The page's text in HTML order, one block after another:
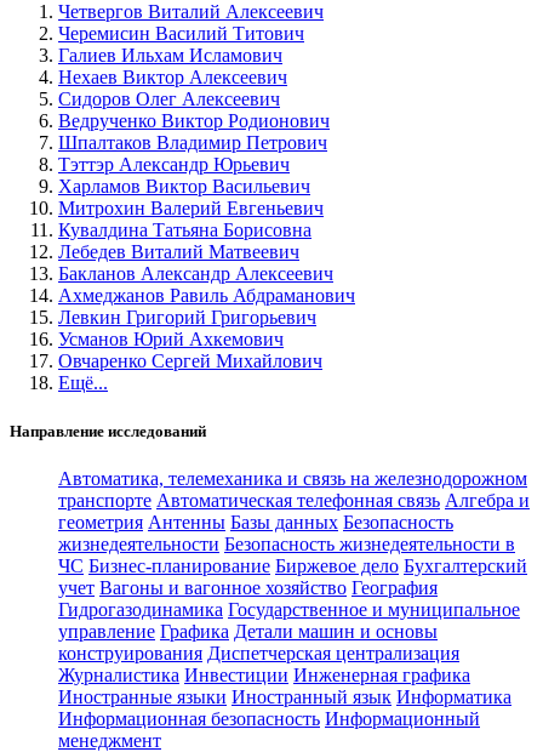
Четвергов Виталий Алексеевич
Черемисин Василий Титович
Галиев Ильхам Исламович
Нехаев Виктор Алексеевич
Сидоров Олег Алексеевич
Ведрученко Виктор Родионович
Шпалтаков Владимир Петрович
Тэттэр Александр Юрьевич
Харламов Виктор Васильевич
Митрохин Валерий Евгеньевич
Кувалдина Татьяна Борисовна
Лебедев Виталий Матвеевич
Бакланов Александр Алексеевич
Ахмеджанов Равиль Абдраманович
Левкин Григорий Григорьевич
Усманов Юрий Ахкемович
Овчаренко Сергей Михайлович
Ещё...
Направление исследований
Автоматика, телемеханика и связь на железнодорожном
транспорте Автоматическая телефонная связь Алгебра и
геометрия Антенны Базы данных Безопасность
жизнедеятельности Безопасность жизнедеятельности в
ЧС Бизнес-планирование Биржевое дело Бухгалтерский
учет Вагоны и вагонное хозяйство География
Гидрогазодинамика Государственное и муниципальное
управление Графика Детали машин и основы
конструирования Диспетчерская централизация
Журналистика Инвестиции Инженерная графика
Иностранные языки Иностранный язык Информатика
Информационная безопасность Информационный
менеджмент